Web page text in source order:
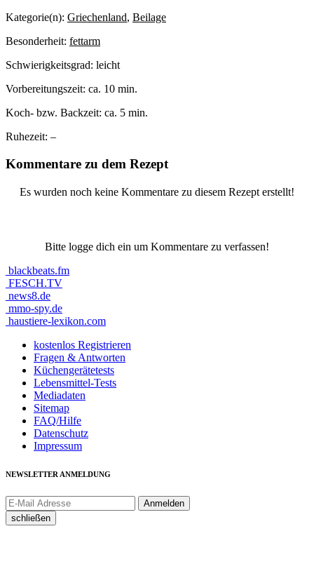
Kategorie(n): Griechenland, Beilage
Besonderheit: fettarm
Schwierigkeitsgrad: leicht
Vorbereitungszeit: ca. 10 min.
Koch- bzw. Backzeit: ca. 5 min.
Ruhezeit: –
Kommentare zu dem Rezept
Es wurden noch keine Kommentare zu diesem Rezept erstellt!
Bitte logge dich ein um Kommentare zu verfassen!
blackbeats.fm
FESCH.TV
news8.de
mmo-spy.de
haustiere-lexikon.com
kostenlos Registrieren
Fragen & Antworten
Küchengerätetests
Lebensmittel-Tests
Mediadaten
Sitemap
FAQ/Hilfe
Datenschutz
Impressum
NEWSLETTER ANMELDUNG
schließen